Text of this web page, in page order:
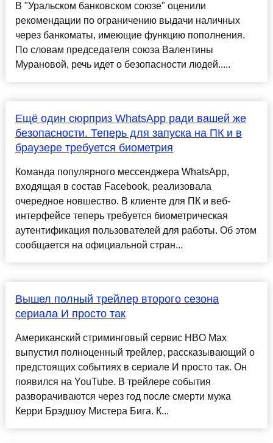
В "Уральском банковском союзе" оценили
рекомендации по ограничению выдачи наличных
через банкоматы, имеющие функцию пополнения.
По словам председателя союза Валентины
Мурановой, речь идет о безопасности людей.....
Ещё один сюрприз WhatsApp ради вашей же
безопасности. Теперь для запуска на ПК и в
браузере требуется биометрия
Команда популярного мессенджера WhatsApp,
входящая в состав Facebook, реализовала
очередное новшество. В клиенте для ПК и веб-
интерфейсе теперь требуется биометрическая
аутентификация пользователей для работы. Об этом
сообщается на официальной стран...
Вышел полный трейлер второго сезона
сериала И просто так
Американский стриминговый сервис HBO Max
выпустил полноценный трейлер, рассказывающий о
предстоящих событиях в сериале И просто так. Он
появился на YouTube. В трейлере события
разворачиваются через год после смерти мужа
Керри Брэдшоу Мистера Бига. К...